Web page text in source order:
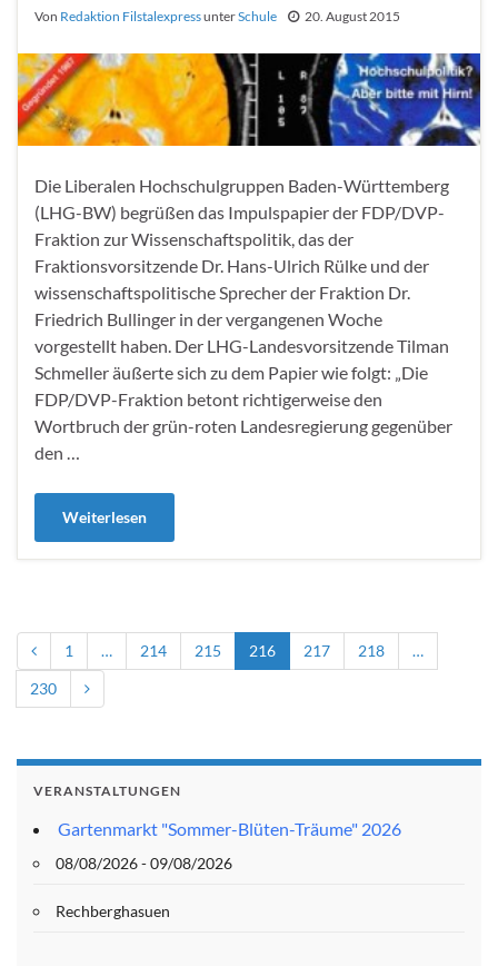
Von Redaktion FilstalexpressunterSchule 20. August 2015
Die Liberalen Hochschulgruppen Baden-Württemberg
(LHG-BW) begrüßen das Impulspapier der FDP/DVP-
Fraktion zur Wissenschaftspolitik, das der
Fraktionsvorsitzende Dr. Hans-Ulrich Rülke und der
wissenschaftspolitische Sprecher der Fraktion Dr.
Friedrich Bullinger in der vergangenen Woche
vorgestellt haben. Der LHG-Landesvorsitzende Tilman
Schmeller äußerte sich zu dem Papier wie folgt: „Die
FDP/DVP-Fraktion betont richtigerweise den
Wortbruch der grün-roten Landesregierung gegenüber
den …
Weiterlesen
1 … 214 215 216 217 218
…
230
VERANSTALTUNGEN
Gartenmarkt "Sommer-Blüten-Träume" 2026
08/08/2026 - 09/08/2026
Rechberghasuen